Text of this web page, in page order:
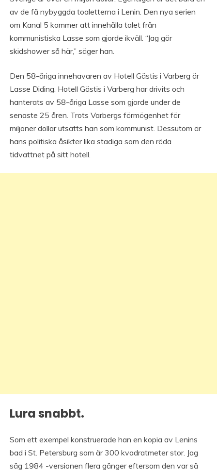
av de få nybyggda toaletterna i Lenin. Den nya serien
om Kanal 5 kommer att innehålla talet från
kommunistiska Lasse som gjorde ikväll. “Jag gör
skidshower så här,” säger han.
Den 58-åriga innehavaren av Hotell Gästis i Varberg är
Lasse Diding. Hotell Gästis i Varberg har drivits och
hanterats av 58-åriga Lasse som gjorde under de
senaste 25 åren. Trots Varbergs förmögenhet för
miljoner dollar utsätts han som kommunist. Dessutom är
hans politiska åsikter lika stadiga som den röda
tidvattnet på sitt hotell.
Lura snabbt.
Som ett exempel konstruerade han en kopia av Lenins
bad i St. Petersburg som är 300 kvadratmeter stor. Jag
såg 1984 -versionen flera gånger eftersom den var så